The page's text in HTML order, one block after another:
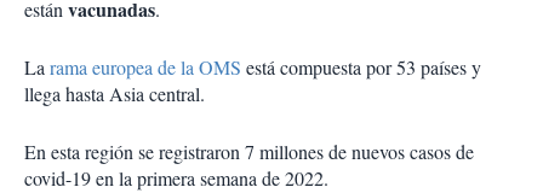
estánvacunadas.
Larama europea de la OMS está compuesta por 53 países y
llega hasta Asia central.
En esta región se registraron 7 millones de nuevos casos de
covid-19 en la primera semana de 2022.